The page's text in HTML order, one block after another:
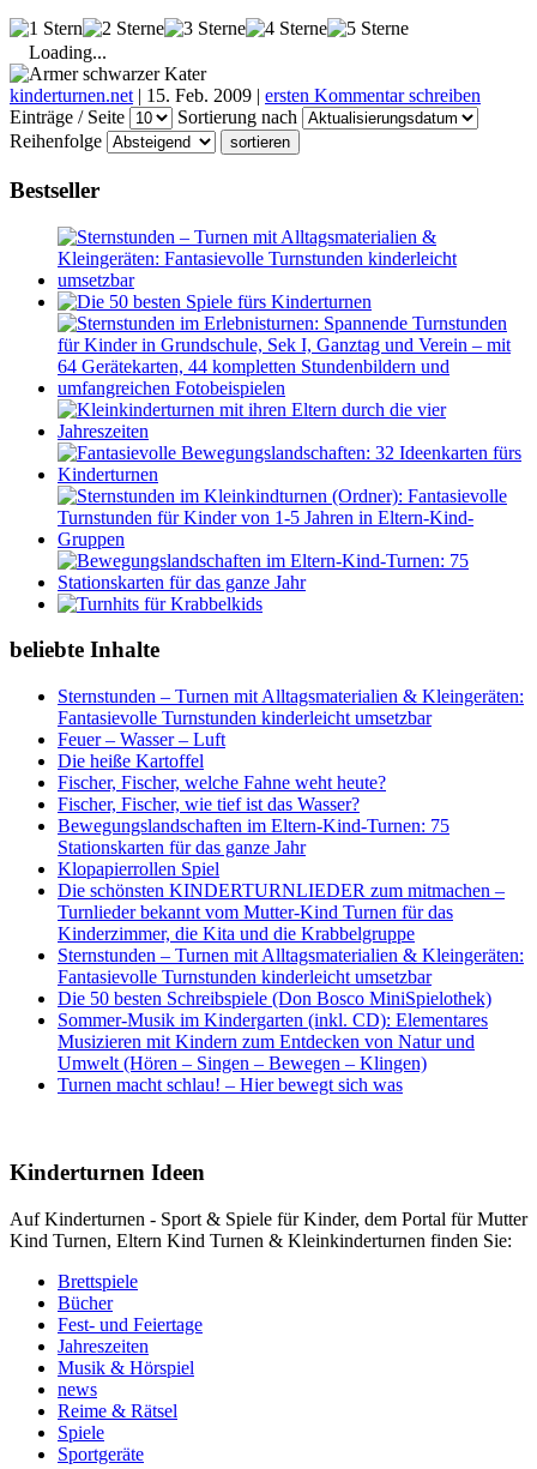
Loading...
kinderturnen.net | 15. Feb. 2009 | ersten Kommentar schreiben
Einträge / Seite
Sortierung nach
Reihenfolge
Bestseller
beliebte Inhalte
Sternstunden – Turnen mit Alltagsmaterialien & Kleingeräten:
Fantasievolle Turnstunden kinderleicht umsetzbar
Feuer – Wasser – Luft
Die heiße Kartoffel
Fischer, Fischer, welche Fahne weht heute?
Fischer, Fischer, wie tief ist das Wasser?
Bewegungslandschaften im Eltern-Kind-Turnen: 75
Stationskarten für das ganze Jahr
Klopapierrollen Spiel
Die schönsten KINDERTURNLIEDER zum mitmachen –
Turnlieder bekannt vom Mutter-Kind Turnen für das
Kinderzimmer, die Kita und die Krabbelgruppe
Sternstunden – Turnen mit Alltagsmaterialien & Kleingeräten:
Fantasievolle Turnstunden kinderleicht umsetzbar
Die 50 besten Schreibspiele (Don Bosco MiniSpielothek)
Sommer-Musik im Kindergarten (inkl. CD): Elementares
Musizieren mit Kindern zum Entdecken von Natur und
Umwelt (Hören – Singen – Bewegen – Klingen)
Turnen macht schlau! – Hier bewegt sich was
Kinderturnen Ideen
Auf Kinderturnen - Sport & Spiele für Kinder, dem Portal für Mutter
Kind Turnen, Eltern Kind Turnen & Kleinkinderturnen finden Sie:
Brettspiele
Bücher
Fest- und Feiertage
Jahreszeiten
Musik & Hörspiel
news
Reime & Rätsel
Spiele
Sportgeräte